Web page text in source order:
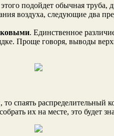
подойдет обычная
воздуха, следующие два
. Единственное
Проще говоря, выводы
спаять распределительный
их на месте, это будет